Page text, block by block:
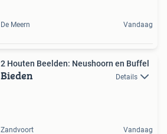
De Meern Vandaag
2 Houten Beelden: Neushoorn en Buffel
Bieden Details
Zandvoort Vandaag